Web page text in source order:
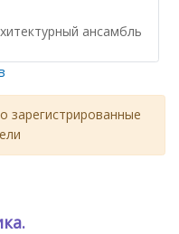
ансамбль
зарегистрированные